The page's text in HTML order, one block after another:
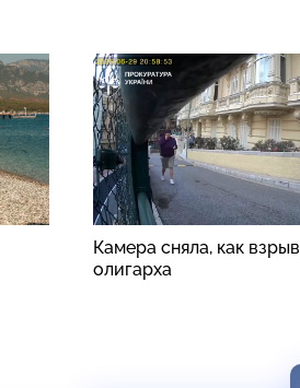
Камера сняла, как
олигарха